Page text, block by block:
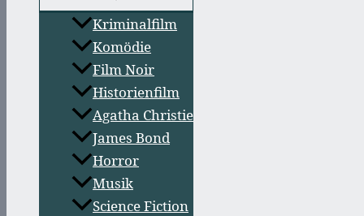
Kriminalfilm
Komödie
Film Noir
Historienfilm
Agatha Christie
James Bond
Horror
Musik
Science Fiction